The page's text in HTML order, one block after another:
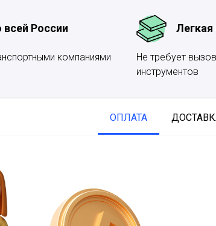
России
компаниями
Легкая
Не требует
инструментов
ОПЛАТА